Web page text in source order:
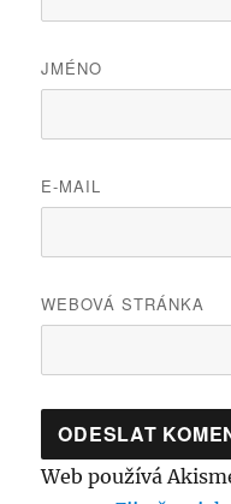
JMÉNO
E-MAIL
WEBOVÁ STRÁNKA
Web používá